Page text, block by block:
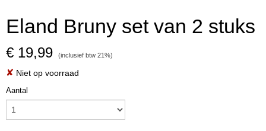
Eland Bruny set van 2 stuks
€ 19,99 (inclusief btw 21%)
✘ Niet op voorraad
Aantal